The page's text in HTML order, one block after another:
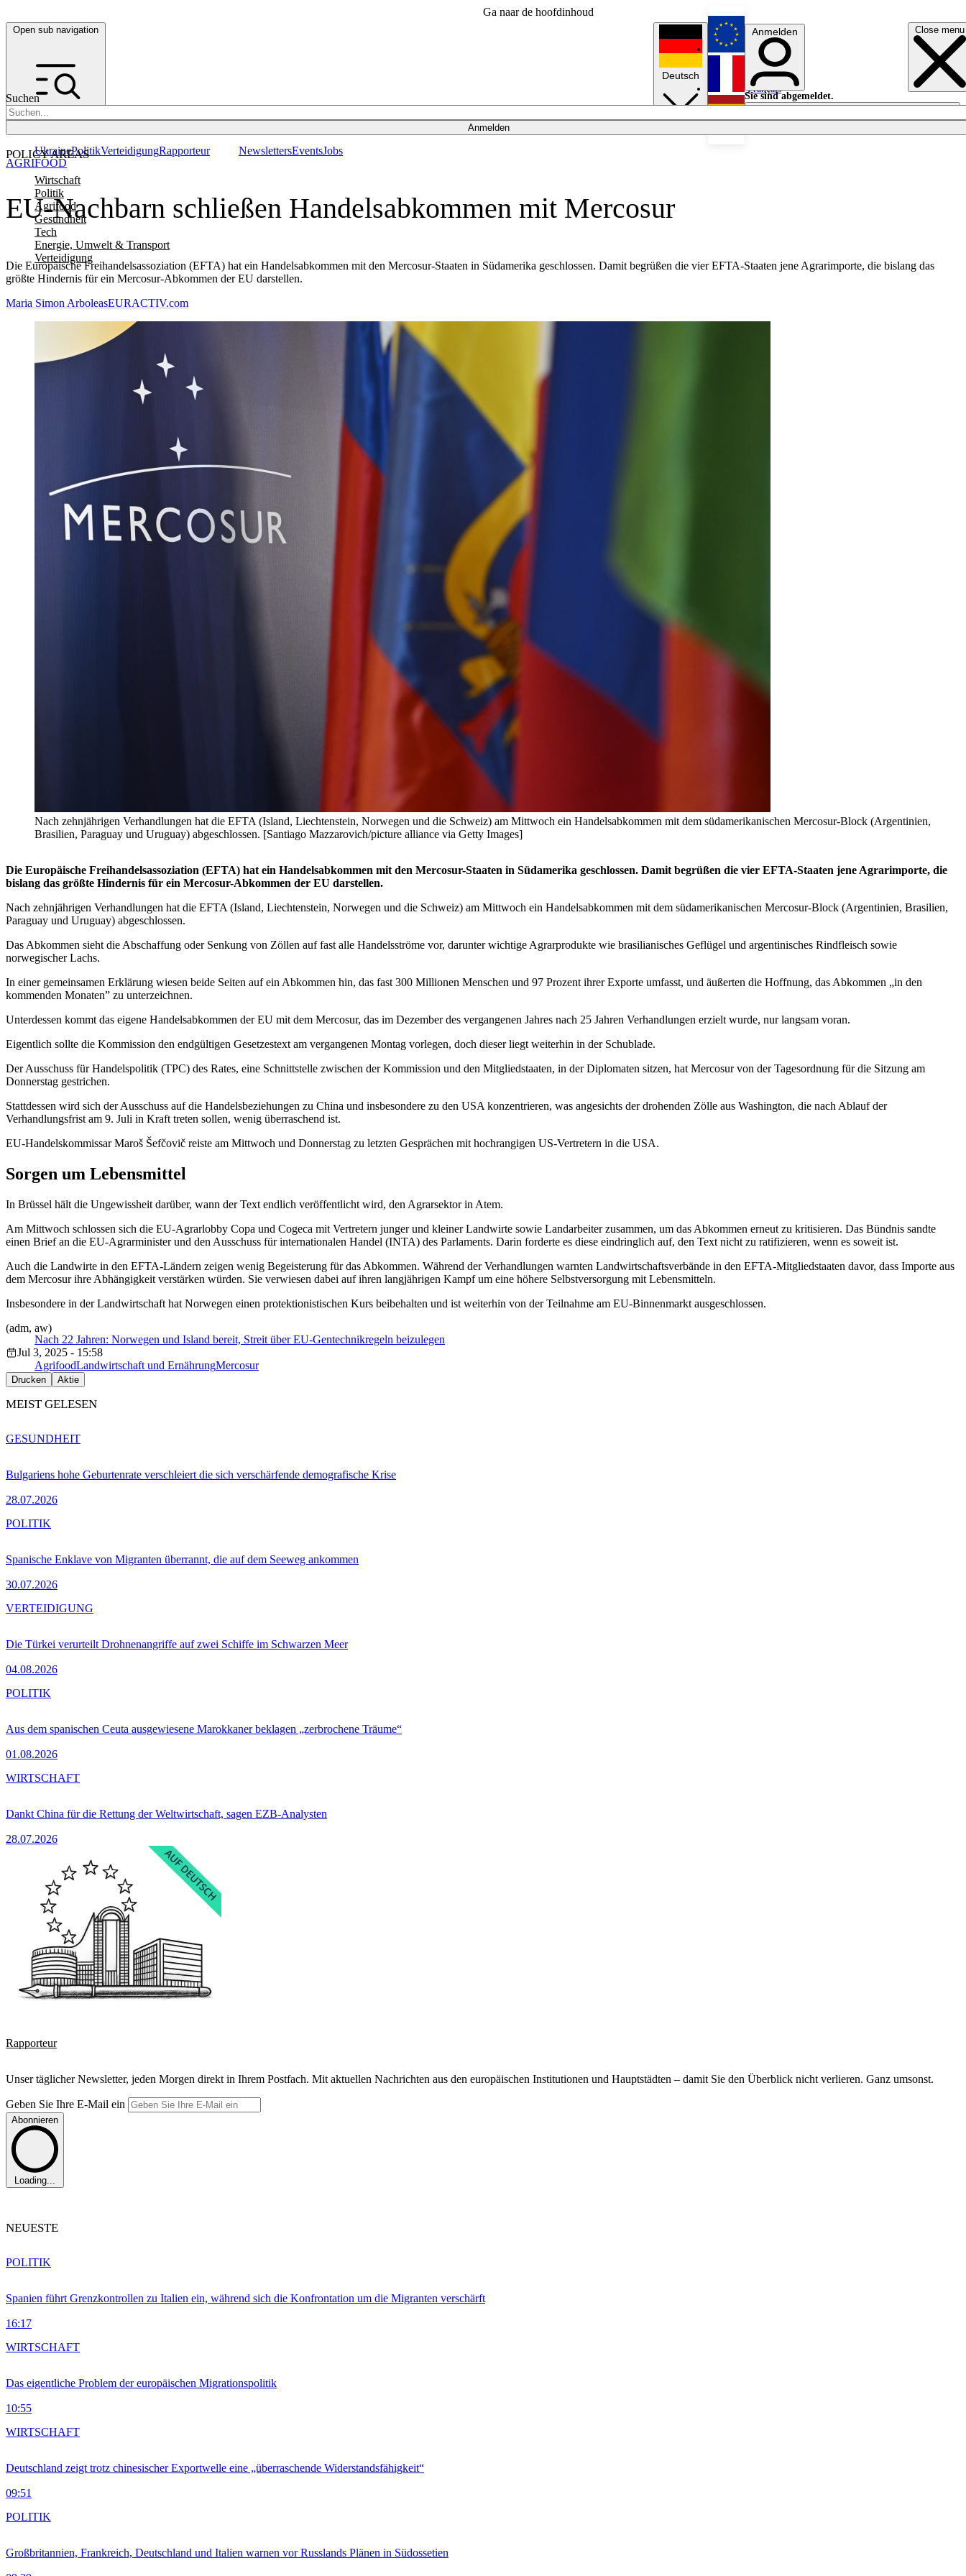
Ga naar de hoofdinhoud
Open sub navigation Close menu
Suchen
Anmelden
POLICY AREAS
Wirtschaft
Politik
Agrifood
Gesundheit
Tech
Energie, Umwelt & Transport
Verteidigung
UkrainePolitikVerteidigungRapporteur NewslettersEventsJobs
Deutsch
English
Français
Anmelden
Sie sind abgemeldet.
Anmelden
Licht aus
EU-Nachbarn schließen Handelsabkommen mit Mercosur
Die Europäische Freihandelsassoziation (EFTA) hat ein Handelsabkommen mit den Mercosur-Staaten in Südamerika geschlossen. Damit begrüßen die vier EFTA-Staaten jene Agrarimporte, die bislang das
größte Hindernis für ein Mercosur-Abkommen der EU darstellen.
AGRIFOOD
Maria Simon ArboleasEURACTIV.com
Nach zehnjährigen Verhandlungen hat die EFTA (Island, Liechtenstein, Norwegen und die Schweiz) am Mittwoch ein Handelsabkommen mit dem südamerikanischen Mercosur-Block (Argentinien,
Brasilien, Paraguay und Uruguay) abgeschlossen. [Santiago Mazzarovich/picture alliance via Getty Images]
Die Europäische Freihandelsassoziation (EFTA) hat ein Handelsabkommen mit den Mercosur-Staaten in Südamerika geschlossen. Damit begrüßen die vier EFTA-Staaten jene Agrarimporte, die
bislang das größte Hindernis für ein Mercosur-Abkommen der EU darstellen.
Nach zehnjährigen Verhandlungen hat die EFTA (Island, Liechtenstein, Norwegen und die Schweiz) am Mittwoch ein Handelsabkommen mit dem südamerikanischen Mercosur-Block (Argentinien, Brasilien,
Paraguay und Uruguay) abgeschlossen.
Das Abkommen sieht die Abschaffung oder Senkung von Zöllen auf fast alle Handelsströme vor, darunter wichtige Agrarprodukte wie brasilianisches Geflügel und argentinisches Rindfleisch sowie
norwegischer Lachs.
In einer gemeinsamen Erklärung wiesen beide Seiten auf ein Abkommen hin, das fast 300 Millionen Menschen und 97 Prozent ihrer Exporte umfasst, und äußerten die Hoffnung, das Abkommen „in den
kommenden Monaten” zu unterzeichnen.
Unterdessen kommt das eigene Handelsabkommen der EU mit dem Mercosur, das im Dezember des vergangenen Jahres nach 25 Jahren Verhandlungen erzielt wurde, nur langsam voran.
Eigentlich sollte die Kommission den endgültigen Gesetzestext am vergangenen Montag vorlegen, doch dieser liegt weiterhin in der Schublade.
Der Ausschuss für Handelspolitik (TPC) des Rates, eine Schnittstelle zwischen der Kommission und den Mitgliedstaaten, in der Diplomaten sitzen, hat Mercosur von der Tagesordnung für die Sitzung am
Donnerstag gestrichen.
Stattdessen wird sich der Ausschuss auf die Handelsbeziehungen zu China und insbesondere zu den USA konzentrieren, was angesichts der drohenden Zölle aus Washington, die nach Ablauf der
Verhandlungsfrist am 9. Juli in Kraft treten sollen, wenig überraschend ist.
EU-Handelskommissar Maroš Šefčovič reiste am Mittwoch und Donnerstag zu letzten Gesprächen mit hochrangigen US-Vertretern in die USA.
Sorgen um Lebensmittel
In Brüssel hält die Ungewissheit darüber, wann der Text endlich veröffentlicht wird, den Agrarsektor in Atem.
Am Mittwoch schlossen sich die EU-Agrarlobby Copa und Cogeca mit Vertretern junger und kleiner Landwirte sowie Landarbeiter zusammen, um das Abkommen erneut zu kritisieren. Das Bündnis sandte
einen Brief an die EU-Agrarminister und den Ausschuss für internationalen Handel (INTA) des Parlaments. Darin forderte es diese eindringlich auf, den Text nicht zu ratifizieren, wenn es soweit ist.
Auch die Landwirte in den EFTA-Ländern zeigen wenig Begeisterung für das Abkommen. Während der Verhandlungen warnten Landwirtschaftsverbände in den EFTA-Mitgliedstaaten davor, dass Importe aus
dem Mercosur ihre Abhängigkeit verstärken würden. Sie verwiesen dabei auf ihren langjährigen Kampf um eine höhere Selbstversorgung mit Lebensmitteln.
Insbesondere in der Landwirtschaft hat Norwegen einen protektionistischen Kurs beibehalten und ist weiterhin von der Teilnahme am EU-Binnenmarkt ausgeschlossen.
Nach 22 Jahren: Norwegen und Island bereit, Streit über EU-Gentechnikregeln beizulegen
(adm, aw)
Jul 3, 2025 - 15:58
AgrifoodLandwirtschaft und ErnährungMercosur
Drucken Aktie
MEIST GELESEN
Bulgariens hohe Geburtenrate verschleiert die sich verschärfende demografische Krise
28.07.2026
GESUNDHEIT
Spanische Enklave von Migranten überrannt, die auf dem Seeweg ankommen
30.07.2026
POLITIK
Die Türkei verurteilt Drohnenangriffe auf zwei Schiffe im Schwarzen Meer
04.08.2026
VERTEIDIGUNG
Aus dem spanischen Ceuta ausgewiesene Marokkaner beklagen „zerbrochene Träume“
01.08.2026
POLITIK
Dankt China für die Rettung der Weltwirtschaft, sagen EZB-Analysten
28.07.2026
WIRTSCHAFT
Rapporteur
Unser täglicher Newsletter, jeden Morgen direkt in Ihrem Postfach. Mit aktuellen Nachrichten aus den europäischen Institutionen und Hauptstädten – damit Sie den Überblick nicht verlieren. Ganz umsonst.
Geben Sie Ihre E-Mail ein
Abonnieren
Loading...
NEUESTE
Spanien führt Grenzkontrollen zu Italien ein, während sich die Konfrontation um die Migranten verschärft
16:17
POLITIK
Das eigentliche Problem der europäischen Migrationspolitik
10:55
WIRTSCHAFT
Deutschland zeigt trotz chinesischer Exportwelle eine „überraschende Widerstandsfähigkeit“
09:51
WIRTSCHAFT
Großbritannien, Frankreich, Deutschland und Italien warnen vor Russlands Plänen in Südossetien
POLITIK